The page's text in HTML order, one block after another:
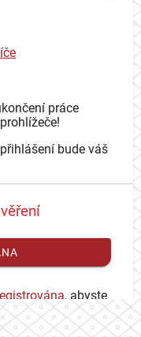
práce
bude váš
, abyste